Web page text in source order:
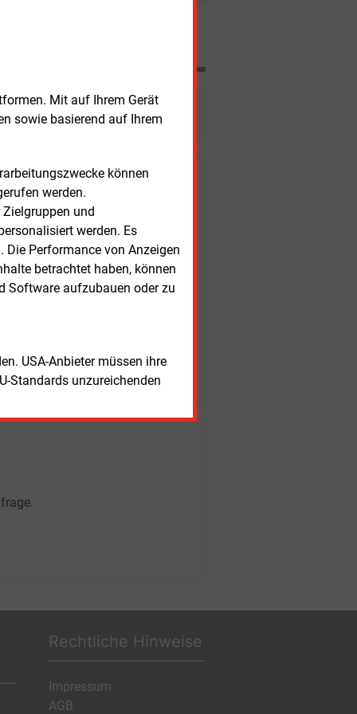
Mit auf Ihrem Gerät
sowie basierend auf Ihrem
können
werden.
und
werden. Es
Performance von Anzeigen
betrachtet haben, können
Software aufzubauen oder zu
USA-Anbieter müssen ihre
Standards unzureichenden
Kunden
Rechtliche Hinweise
Impressum
AGB